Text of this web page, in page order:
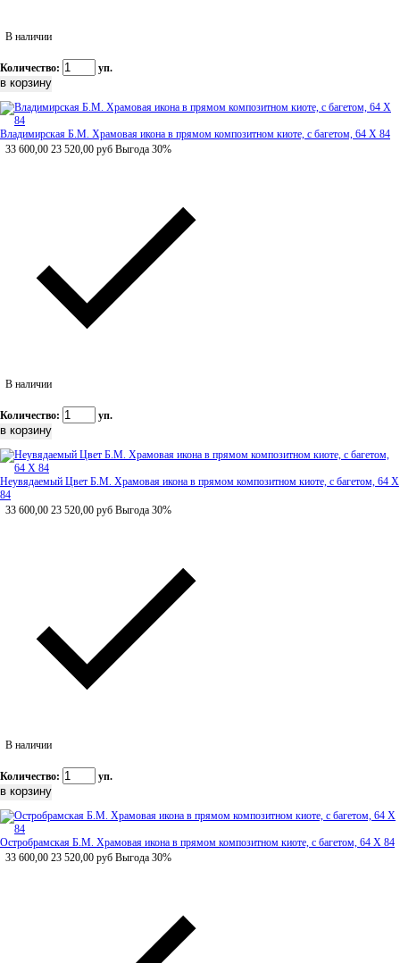
В наличии
Количество: уп.
Владимирская Б.М. Храмовая икона в прямом композитном киоте, с багетом, 64 Х 84
33 600,00 23 520,00 руб Выгода 30%
В наличии
Количество: уп.
Неувядаемый Цвет Б.М. Храмовая икона в прямом композитном киоте, с багетом, 64 Х
84
33 600,00 23 520,00 руб Выгода 30%
В наличии
Количество: уп.
Остробрамская Б.М. Храмовая икона в прямом композитном киоте, с багетом, 64 Х 84
33 600,00 23 520,00 руб Выгода 30%